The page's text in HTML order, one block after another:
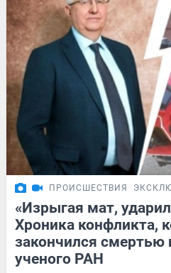
ПРОИСШЕСТВИЯ
«Изрыгая мат,
Хроника конфликта,
закончился смертью
ученого РАН